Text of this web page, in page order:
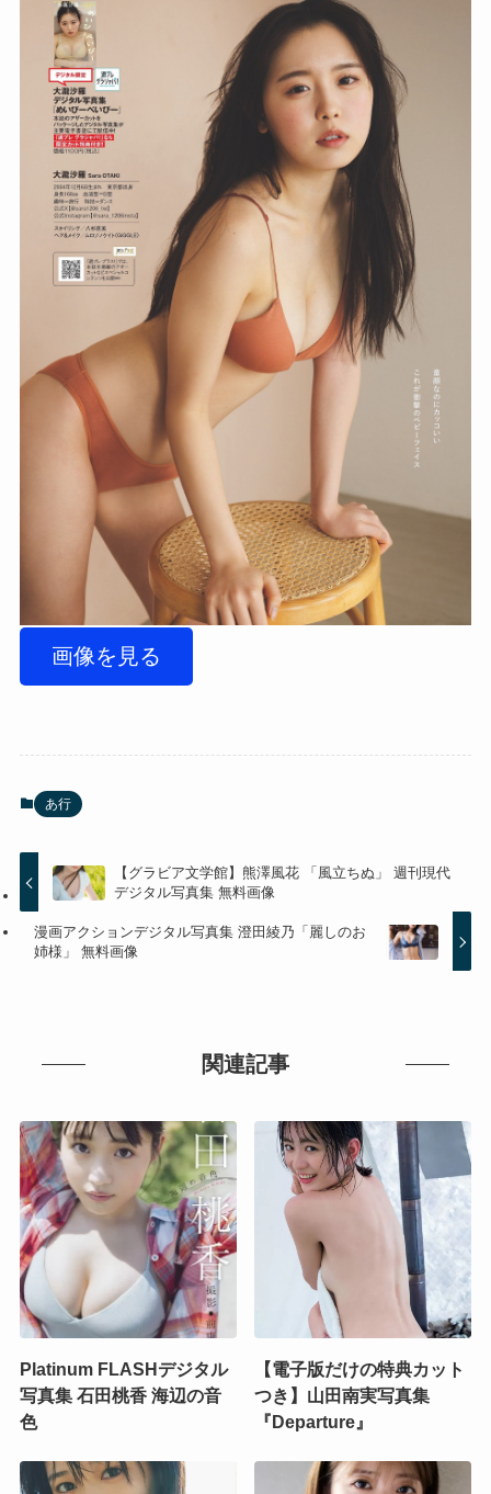
画像を見る
あ行
【グラビア文学館】熊澤風花 「風立ちぬ」 週刊現代
デジタル写真集 無料画像
漫画アクションデジタル写真集 澄田綾乃「麗しのお
姉様」 無料画像
関連記事
Platinum FLASHデジタル
写真集 石田桃香 海辺の音
色
【電子版だけの特典カット
つき】山田南実写真集
『Departure』